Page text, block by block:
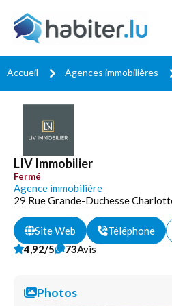
Accueil Agences immobilières
LIV Immobilier
Fermé
Agence immobilière
29 Rue Grande-Duchesse
Site Web Téléphone
4,92/5
73Avis
Photos